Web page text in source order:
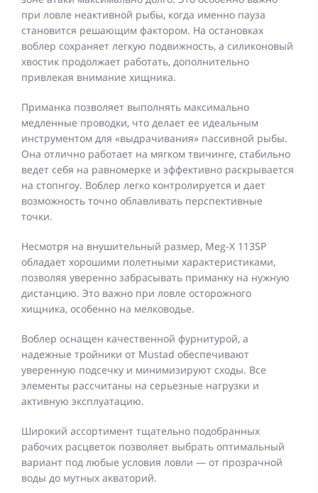
при ловле неактивной рыбы, когда именно пауза
становится решающим фактором. На остановках
воблер сохраняет легкую подвижность, а силиконовый
хвостик продолжает работать, дополнительно
привлекая внимание хищника.
Приманка позволяет выполнять максимально
медленные проводки, что делает ее идеальным
инструментом для «выдрачивания» пассивной рыбы.
Она отлично работает на мягком твичинге, стабильно
ведет себя на равномерке и эффективно раскрывается
на стопнгоу. Воблер легко контролируется и дает
возможность точно облавливать перспективные
точки.
Несмотря на внушительный размер, Meg-X 113SP
обладает хорошими полетными характеристиками,
позволяя уверенно забрасывать приманку на нужную
дистанцию. Это важно при ловле осторожного
хищника, особенно на мелководье.
Воблер оснащен качественной фурнитурой, а
надежные тройники от Mustad обеспечивают
уверенную подсечку и минимизируют сходы. Все
элементы рассчитаны на серьезные нагрузки и
активную эксплуатацию.
Широкий ассортимент тщательно подобранных
рабочих расцветок позволяет выбрать оптимальный
вариант под любые условия ловли — от прозрачной
воды до мутных акваторий.